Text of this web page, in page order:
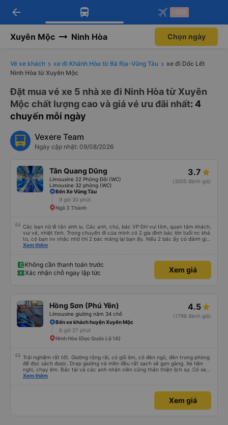
Tải app Vexere ngay!
Nhận ưu đãi thành viên độc
Mở app
Tải app Vexere
-30k/ghế khi đặt vé máy bay qua
Mở app
arrow_back -30k
Xuyên Mộc Ninh Hòa Chọn ngày
Vé xe khách xe đi Khánh Hòa từ Bà Rịa-Vũng Tàu
xe đi Dốc Lết
Ninh Hòa từ Xuyên Mộc
Đặt mua vé xe 5 nhà xe đi Ninh Hòa từ Xuyên
Mộc chất lượng cao và giá vé ưu đãi nhất: 4
chuyến mỗi ngày
Vexere Team
Ngày cập nhật: 09/08/2026
Tân Quang Dũng
Limousine 22 Phòng Đôi (WC)
Limousine 32 phòng (WC)
3.7
(3005 đánh giá)
Bến Xe Vũng Tàu
9 giờ 30 phút
Ngã 3 Thành
Các bạn nữ lễ tân xinh iu. Các anh, chú, bác VP ĐH vui tính, quan tâm khách,
vui vẻ, nhiệt tình. Trong chuyến đi của mình có 2 gia đình bác lớn tuổi nc khá
to, có bạn nv nhắc nhở thì 2 bác mắng lại bạn ấy. Nếu 2 bác ấy có đánh giá
xấu thì mình ngược lại nha. Bạn ấy nhắc nhở rất đúng. 2 bác nói rất to. To
bạn ấy nha. Nếu bạn ấy bị trừ thì bảo bạn ấy liên hệ sđt của mình, mình hỗ
trợ ạ. Số mình đuôi 666, chuyến ĐH-NT ngày 16/1. À các bạn nữ lễ tân xinh
iu còn đổi cho mình phòng đơn sang đôi xong còn note là (một mình) yêu
Xem thêm
Không cần thanh toán trước
Xác nhận chỗ ngay lập tức
Xem giá
Hồng Sơn (Phú Yên)
Limousine giường nằm 34 chỗ
4.5
(1798 đánh giá)
Bến xe khách huyện Xuyên Mộc
6 giờ 27 phút
Ninh Hòa (Dọc Quốc Lộ 1A)
Trải nghiệm rất tốt. Giường rộng rãi, có gối ôm, có đèn ngủ, đèn trong phòng
để đọc sách được. Drap giường và mền đều rất sạch sẽ gọn gàng. Xe tiện
nghi, chạy êm. Bác tài và các anh nhân viên cũng thân thiện lịch sự. Có xe
trung chuyển về nội thành thành phố tuy hoà rất tiện. Giá vé hợp lý. Nói
Xem thêm
Xem giá